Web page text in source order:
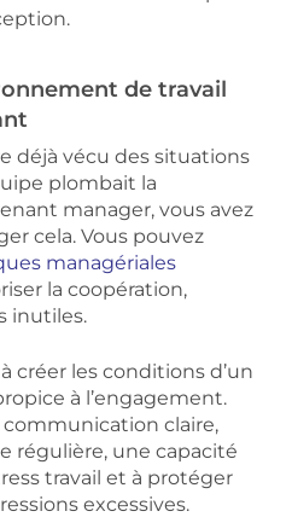
de travail
déjà vécu des situations
plombait la
manager, vous avez
cela. Vous pouvez
managériales
la coopération,
inutiles.
créer les conditions d’un
à l’engagement.
communication claire,
régulière, une capacité
travail et à protéger
excessives.